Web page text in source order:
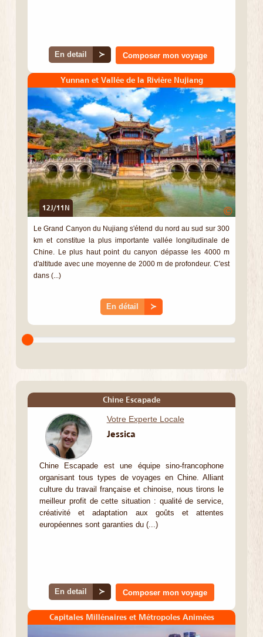
En detail ≻ Composer mon voyage
Yunnan et Vallée de la Rivière Nujiang
12J/11N ©
Le Grand Canyon du Nujiang s'étend du nord au sud sur 300
km et constitue la plus importante vallée longitudinale de
Chine. Le plus haut point du canyon dépasse les 4000 m
d'altitude avec une moyenne de 2000 m de profondeur. C'est
dans (...)
En détail ≻
Chine Escapade
Votre Experte Locale
Jessica
Chine Escapade est une équipe sino-francophone
organisant tous types de voyages en Chine. Alliant
culture du travail française et chinoise, nous tirons le
meilleur profit de cette situation : qualité de service,
créativité et adaptation aux goûts et attentes
européennes sont garanties du (...)
En detail ≻ Composer mon voyage
Capitales Millénaires et Métropoles Animées